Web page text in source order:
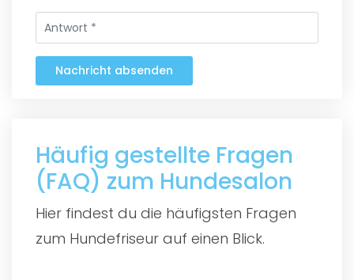
Nachricht absenden
Häufig gestellte Fragen
(FAQ) zum Hundesalon
Hier findest du die häufigsten Fragen
zum Hundefriseur auf einen Blick.